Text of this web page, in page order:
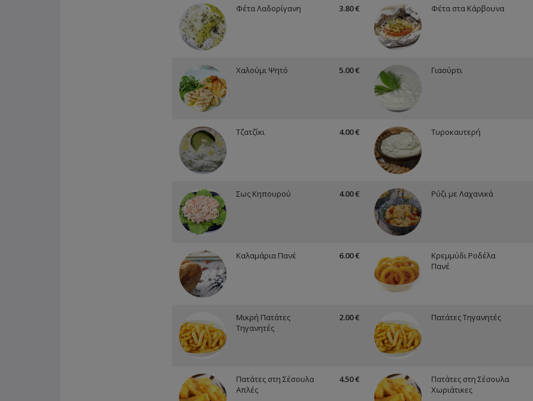
Φέτα Λαδορίγανη 3.80 € Φέτα στα Κάρβουνα
Χαλούμι Ψητό 5.00 € Γιαούρτι
Τζατζίκι 4.00 € Τυροκαυτερή
Σως Κηπουρού 4.00 € Ρύζι με Λαχανικά
Καλαμάρια Πανέ 6.00 €
Κρεμμύδι Ροδέλα
Πανέ
Μικρή Πατάτες
Τηγανητές
2.00 € Πατάτες Τηγανητές
Πατάτες στη Σέσουλα
Απλές
4.50 €
Πατάτες στη Σέσουλα
Χωριάτικες